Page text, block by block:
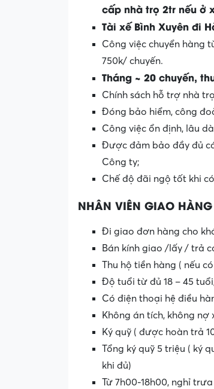
cấp nhà trọ 2tr nếu ở
Tài xế Bình Xuyên đi
Công việc chuyển hàng
750k/ chuyến.
Tháng ~ 20 chuyến,
Chính sách hỗ trợ nhà
Đóng bảo hiểm, công
Công việc ổn định, lâu
Được đảm bảo đầy đủ
Công ty;
Chế độ đãi ngộ tốt khi
NHÂN VIÊN GIAO HÀNG
Đi giao đơn hàng cho
Bán kính giao /lấy / trả
Thu hộ tiền hàng ( nếu có
Độ tuổi từ đủ 18 – 45
Có điện thoại hệ điều
Không án tích, không nợ
Ký quỹ ( được hoàn trả
Tổng ký quỹ 5 triệu ( ký
khi đủ)
Từ 7h00-18h00, nghỉ